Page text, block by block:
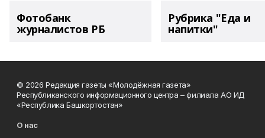
Фотобанк
журналистов РБ
Рубрика "Еда и
напитки"
© 2026 Редакция газеты «Молодёжная газета»
Республиканского информационного центра – филиала АО ИД
«Республика Башкортостан»
О нас